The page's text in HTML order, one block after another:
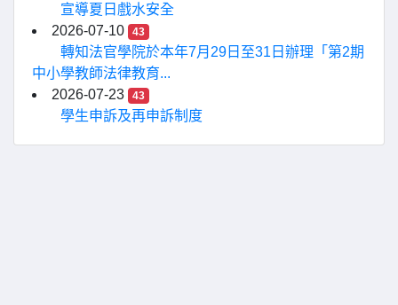
宣導夏日戲水安全
2026-07-10
43
轉知法官學院於本年7月29日至31日辦理「第2期
中小學教師法律教育...
2026-07-23
43
學生申訴及再申訴制度